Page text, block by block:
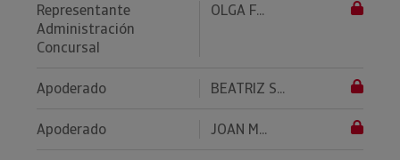
Representante
Administración
Concursal
OLGA F...
Apoderado BEATRIZ S...
Apoderado JOAN M...